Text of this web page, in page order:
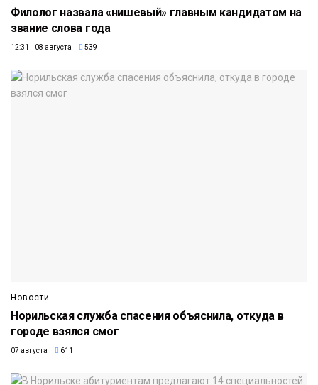
Филолог назвала «нишевый» главным кандидатом на
звание слова года
12:31 08 августа 539
Новости
Норильская служба спасения объяснила, откуда в
городе взялся смог
07 августа 611